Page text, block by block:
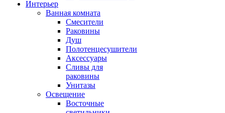
Интерьер
Ванная комната
Смесители
Раковины
Душ
Полотенцесушители
Аксессуары
Сливы для
раковины
Унитазы
Освещение
Восточные